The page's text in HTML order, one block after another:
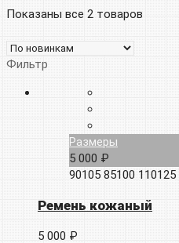
Показаны все 2 товаров
Фильтр
Размеры
5 000 ₽
90105 85100 110125
Ремень кожаный
5 000 ₽